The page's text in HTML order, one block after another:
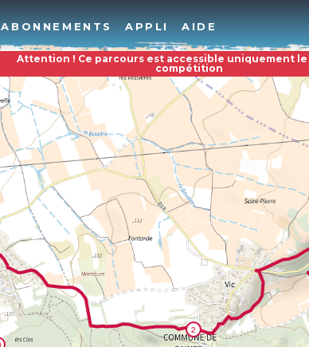
ABONNEMENTS APPLI AIDE
Attention ! Ce parcours est accessible uniquement le
compétition